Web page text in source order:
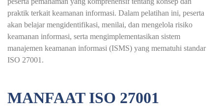
praktik terkait keamanan informasi. Dalam pelatihan ini, peserta
akan belajar mengidentifikasi, menilai, dan mengelola risiko
keamanan informasi, serta mengimplementasikan sistem
manajemen keamanan informasi (ISMS) yang mematuhi standar
ISO 27001.
MANFAAT ISO 27001